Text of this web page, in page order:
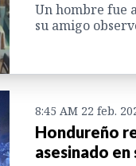
Un hombre fue
su amigo
8:45 AM 22 feb.
Hondureño
asesinado en